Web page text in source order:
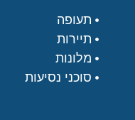
תעופה
תיירות
מלונות
סוכני נסיעות